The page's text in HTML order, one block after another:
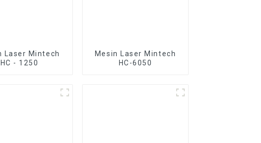
Laser Mintech
HC - 1250
Mesin Laser Mintech
HC-6050